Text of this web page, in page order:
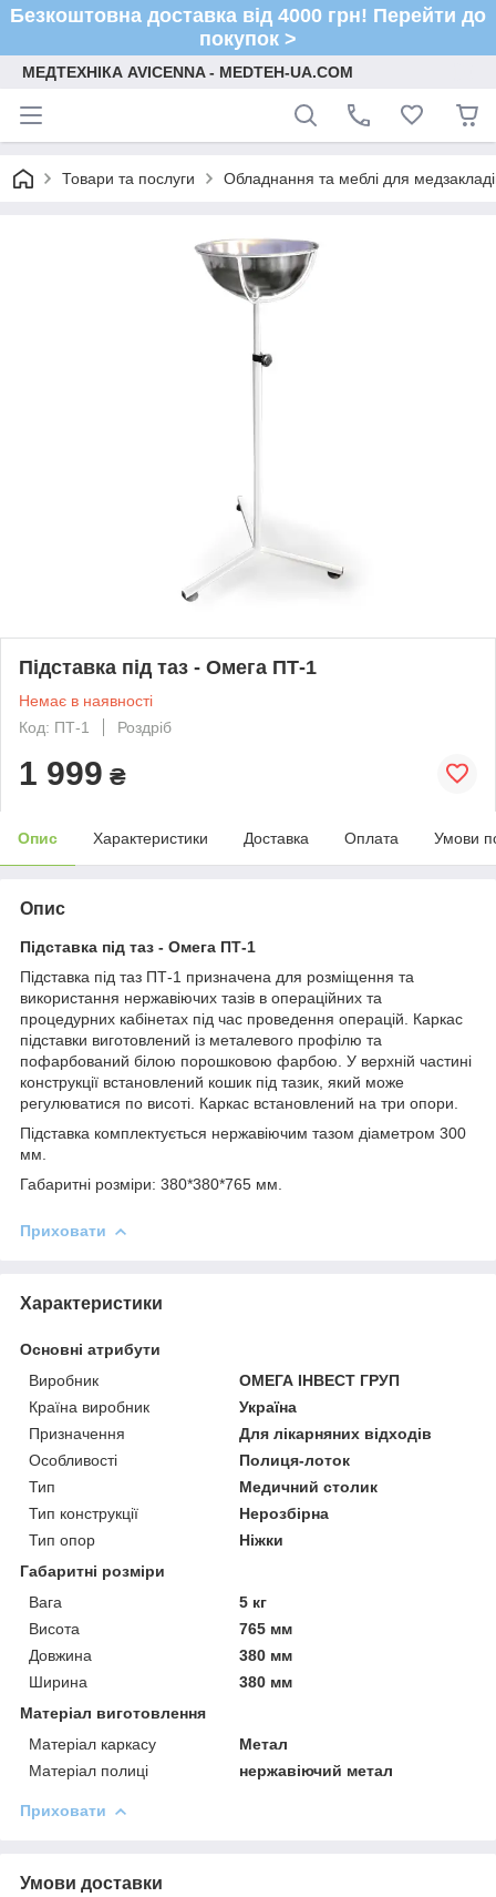
Безкоштовна доставка від 4000 грн! Перейти до
покупок >
МЕДТЕХНІКА AVICENNA - MEDTEH-UA.COM
Товари та послуги Обладнання та меблі для
Підставка під таз - Омега ПТ-1
Немає в наявності
Код: ПТ-1
Роздріб
1 999 ₴
Опис Характеристики Доставка Оплата Умови
Опис
Підставка під таз - Омега ПТ-1
Підставка під таз ПТ-1 призначена для розміщення та
використання нержавіючих тазів в операційних та
процедурних кабінетах під час проведення операцій. Каркас
підставки виготовлений із металевого профілю та
пофарбований білою порошковою фарбою. У верхній частині
конструкції встановлений кошик під тазик, який може
регулюватися по висоті. Каркас встановлений на три опори.
Підставка комплектується нержавіючим тазом діаметром 300
мм.
Габаритні розміри: 380*380*765 мм.
Приховати
Характеристики
Основні атрибути
Виробник
ОМЕГА ІНВЕСТ ГРУП
Країна виробник
Україна
Призначення
Для лікарняних відходів
Особливості
Полиця-лоток
Тип
Медичний столик
Тип конструкції
Нерозбірна
Тип опор
Ніжки
Габаритні розміри
Вага
5 кг
Висота
765 мм
Довжина
380 мм
Ширина
380 мм
Матеріал виготовлення
Матеріал каркасу
Метал
Матеріал полиці
нержавіючий метал
Приховати
Умови доставки